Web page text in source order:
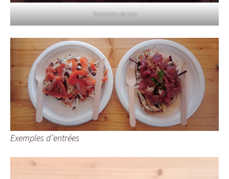
Tartelette de Vire
Exemples d’entrées